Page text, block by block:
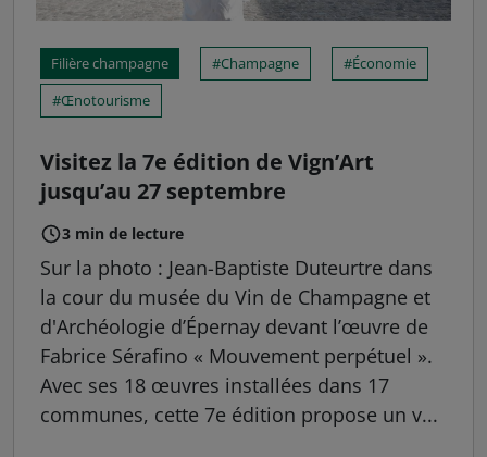
Filière champagne Champagne
Économie
Œnotourisme
Visitez la 7e édition de Vign’Art
jusqu’au 27 septembre
3 min de lecture
Sur la photo : Jean-Baptiste Duteurtre dans
la cour du musée du Vin de Champagne et
d'Archéologie d’Épernay devant l’œuvre de
Fabrice Sérafino « Mouvement perpétuel ».
Avec ses 18 œuvres installées dans 17
communes, cette 7e édition propose un v...